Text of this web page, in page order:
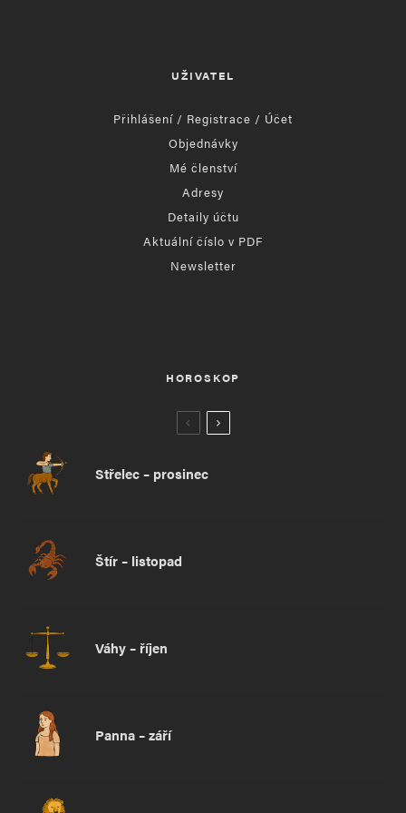
UŽIVATEL
Přihlášení / Registrace / Účet
Objednávky
Mé členství
Adresy
Detaily účtu
Aktuální číslo v PDF
Newsletter
HOROSKOP
Střelec – prosinec
Štír – listopad
Váhy – říjen
Panna – září